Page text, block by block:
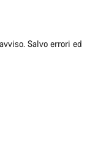
Salvo errori ed